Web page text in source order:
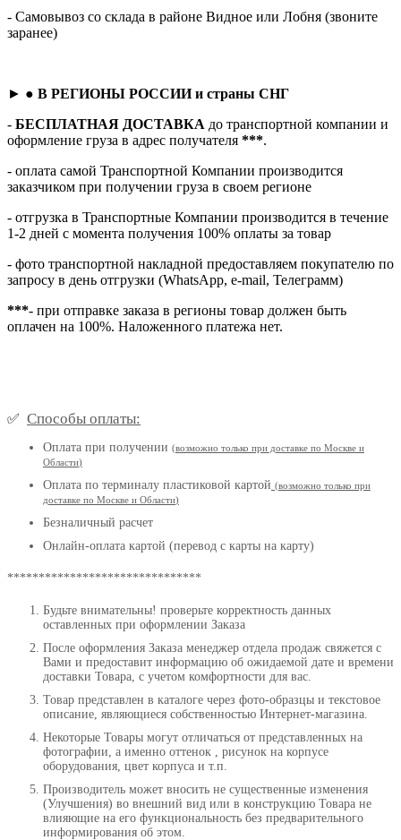
- Самовывоз со склада в районе Видное или Лобня (звоните
заранее)
► ● В РЕГИОНЫ РОССИИ и страны СНГ
- БЕСПЛАТНАЯ ДОСТАВКА до транспортной компании и
оформление груза в адрес получателя ***.
- оплата самой Транспортной Компании производится
заказчиком при получении груза в своем регионе
- отгрузка в Транспортные Компании производится в течение
1-2 дней с момента получения 100% оплаты за товар
- фото транспортной накладной предоставляем покупателю по
запросу в день отгрузки (WhatsApp, e-mail, Телеграмм)
***- при отправке заказа в регионы товар должен быть
оплачен на 100%. Наложенного платежа нет.
✅ Способы оплаты:
Оплата при получении (возможно только при доставке по Москве и
Области)
Оплата по терминалу пластиковой картой (возможно только при
доставке по Москве и Области)
Безналичный расчет
Онлайн-оплата картой (перевод с карты на карту)
*******************************
Будьте внимательны! проверьте корректность данных
оставленных при оформлении Заказа
После оформления Заказа менеджер отдела продаж свяжется с
Вами и предоставит информацию об ожидаемой дате и времени
доставки Товара, с учетом комфортности для вас.
Товар представлен в каталоге через фото-образцы и текстовое
описание, являющиеся собственностью Интернет-магазина.
Некоторые Товары могут отличаться от представленных на
фотографии, а именно оттенок , рисунок на корпусе
оборудования, цвет корпуса и т.п.
Производитель может вносить не существенные изменения
(Улучшения) во внешний вид или в конструкцию Товара не
влияющие на его функциональность без предварительного
информирования об этом.